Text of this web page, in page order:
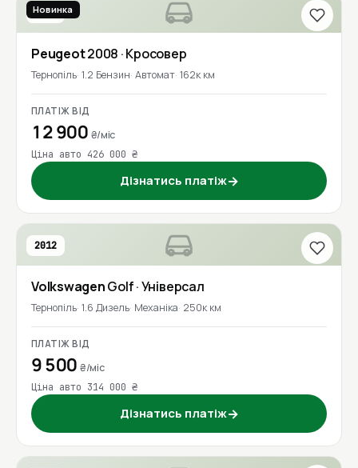
2016
Новинка
Peugeot2008 · Кросовер
Тернопіль 1.2 Бензин Автомат 162к км
ПЛАТІЖ ВІД
12 900 ₴/міс
Ціна авто 426 000 ₴
Дізнатись платіж→
2012
VolkswagenGolf· Універсал
Тернопіль 1.6 Дизель Механіка 250к км
ПЛАТІЖ ВІД
9 500₴/міс
Ціна авто 314 000 ₴
Дізнатись платіж→